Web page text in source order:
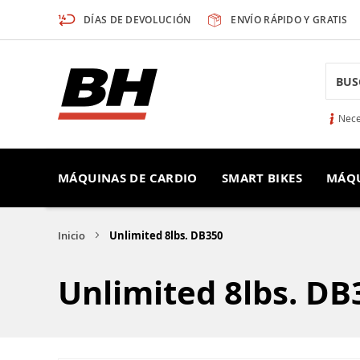
al
contenido
DÍAS DE DEVOLUCIÓN ENVÍO RÁPIDO Y GRATIS
Search
MÁQUINAS DE CARDIO SMART BIKES
Inicio Unlimited 8lbs. DB350
Unlimited 8lbs.